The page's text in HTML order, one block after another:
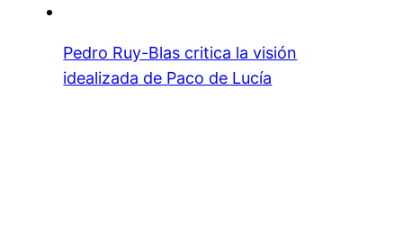
Pedro Ruy-Blas critica la visión
idealizada de Paco de Lucía